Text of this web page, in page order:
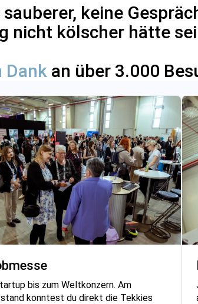
keine
nicht kölscher hätte
Dank an über 3.000
bis zum Weltkonzern. Am
konntest du direkt die Tekkies